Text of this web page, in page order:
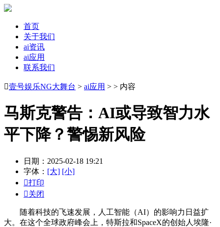
首页
关于我们
ai资讯
ai应用
联系我们
壹号娱乐NG大舞台 > ai应用 > > 内容
马斯克警告：AI或导致智力水
平下降？警惕新风险
日期：2025-02-18 19:21
字体： [大] [小]
打印
关闭
随着科技的飞速发展，人工智能（AI）的影响力日益扩
大。在这个全球政府峰会上，特斯拉和SpaceX的创始人埃隆·